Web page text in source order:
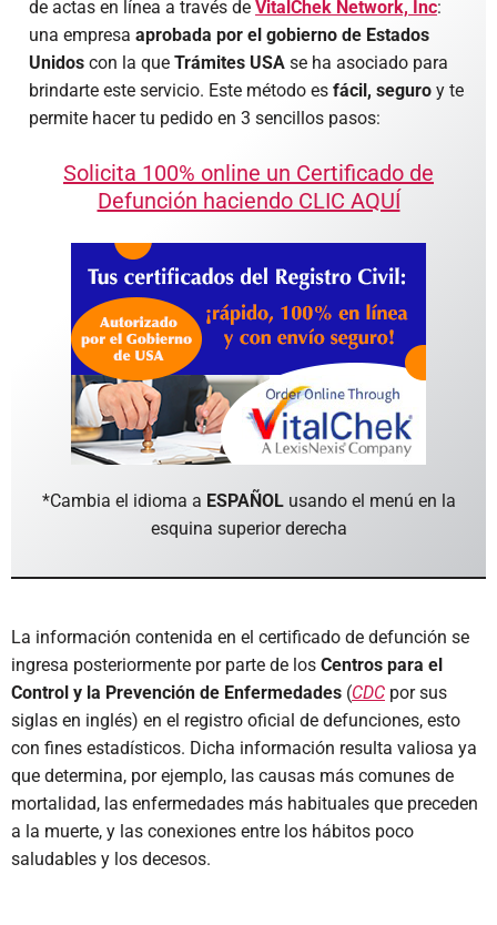
de actas en línea a través de VitalChek Network, Inc:
una empresa aprobada por el gobierno de Estados
Unidos con la que Trámites USA se ha asociado para
brindarte este servicio. Este método es fácil, seguro y te
permite hacer tu pedido en 3 sencillos pasos:
Solicita 100% online un Certificado de
Defunción haciendo CLIC AQUÍ
*Cambia el idioma a ESPAÑOLusando el menú en la
esquina superior derecha
La información contenida en el certificado de defunción se
ingresa posteriormente por parte de los Centros para el
Control y la Prevención de Enfermedades (CDC por sus
siglas en inglés) en el registro oficial de defunciones, esto
con fines estadísticos. Dicha información resulta valiosa ya
que determina, por ejemplo, las causas más comunes de
mortalidad, las enfermedades más habituales que preceden
a la muerte, y las conexiones entre los hábitos poco
saludables y los decesos.